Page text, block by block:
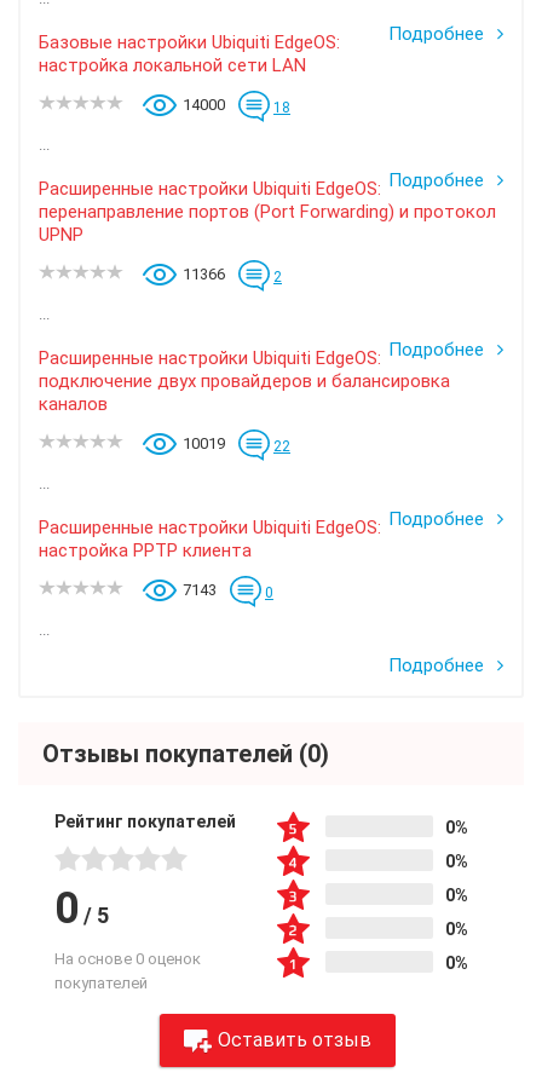
Подробнее
Базовые настройки Ubiquiti EdgeOS:
настройка локальной сети LAN
14000 18
...
Подробнее
Расширенные настройки Ubiquiti EdgeOS:
перенаправление портов (Port Forwarding) и протокол
UPNP
11366 2
...
Подробнее
Расширенные настройки Ubiquiti EdgeOS:
подключение двух провайдеров и балансировка
каналов
10019 22
...
Подробнее
Расширенные настройки Ubiquiti EdgeOS:
настройка PPTP клиента
7143 0
...
Подробнее
Отзывы покупателей (0)
Рейтинг покупателей
0 / 5
На основе 0 оценок
покупателей
0%
0%
0%
0%
0%
Оставить отзыв